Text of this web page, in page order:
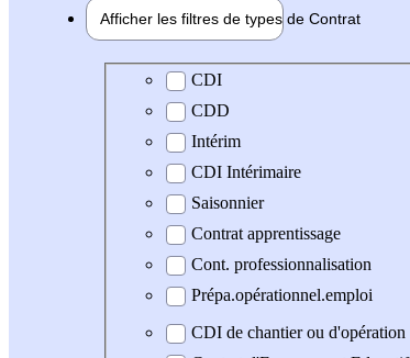
Afficher les filtres de types de Contrat
Type de contrat
CDI
CDD
Intérim
CDI Intérimaire
Saisonnier
Contrat apprentissage
Cont. professionnalisation
Prépa.opérationnel.emploi
CDI de chantier ou d'opération